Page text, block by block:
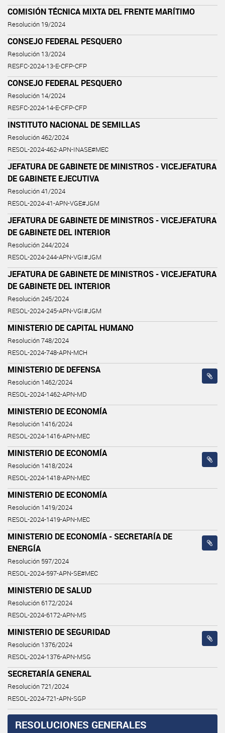
COMISIÓN TÉCNICA MIXTA DEL FRENTE MARÍTIMO
Resolución 19/2024
CONSEJO FEDERAL PESQUERO
Resolución 13/2024
RESFC-2024-13-E-CFP-CFP
CONSEJO FEDERAL PESQUERO
Resolución 14/2024
RESFC-2024-14-E-CFP-CFP
INSTITUTO NACIONAL DE SEMILLAS
Resolución 462/2024
RESOL-2024-462-APN-INASE#MEC
JEFATURA DE GABINETE DE MINISTROS - VICEJEFATURA
DE GABINETE EJECUTIVA
Resolución 41/2024
RESOL-2024-41-APN-VGE#JGM
JEFATURA DE GABINETE DE MINISTROS - VICEJEFATURA
DE GABINETE DEL INTERIOR
Resolución 244/2024
RESOL-2024-244-APN-VGI#JGM
JEFATURA DE GABINETE DE MINISTROS - VICEJEFATURA
DE GABINETE DEL INTERIOR
Resolución 245/2024
RESOL-2024-245-APN-VGI#JGM
MINISTERIO DE CAPITAL HUMANO
Resolución 748/2024
RESOL-2024-748-APN-MCH
MINISTERIO DE DEFENSA
Resolución 1462/2024
RESOL-2024-1462-APN-MD
MINISTERIO DE ECONOMÍA
Resolución 1416/2024
RESOL-2024-1416-APN-MEC
MINISTERIO DE ECONOMÍA
Resolución 1418/2024
RESOL-2024-1418-APN-MEC
MINISTERIO DE ECONOMÍA
Resolución 1419/2024
RESOL-2024-1419-APN-MEC
MINISTERIO DE ECONOMÍA - SECRETARÍA DE
ENERGÍA
Resolución 597/2024
RESOL-2024-597-APN-SE#MEC
MINISTERIO DE SALUD
Resolución 6172/2024
RESOL-2024-6172-APN-MS
MINISTERIO DE SEGURIDAD
Resolución 1376/2024
RESOL-2024-1376-APN-MSG
SECRETARÍA GENERAL
Resolución 721/2024
RESOL-2024-721-APN-SGP
RESOLUCIONES GENERALES